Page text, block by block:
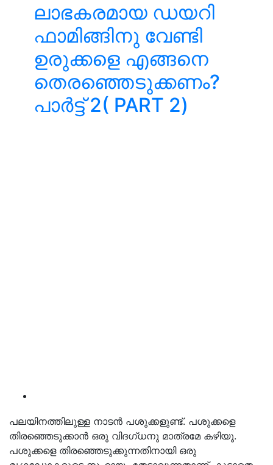
ലാഭകരമായ ഡയറി
ഫാമിങ്ങിനു വേണ്ടി
ഉരുക്കളെ എങ്ങനെ
തെരഞ്ഞെടുക്കണം?
പാർട്ട് 2( PART 2)
പലയിനത്തിലുള്ള നാടന്‍ പശുക്കളുണ്ട്. പശുക്കളെ
തിരഞ്ഞെടുക്കാന്‍ ഒരു വിദഗ്ധനു മാത്രമേ കഴിയൂ.
പശുക്കളെ തിരഞ്ഞെടുക്കുന്നതിനായി ഒരു